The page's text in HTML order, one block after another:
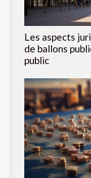
Les aspects
de ballons
public